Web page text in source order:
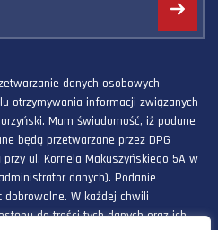
danych osobowych
otrzymywania informacji związanych
Mam świadomość, iż podane
będą przetwarzane przez DPG
ul. Kornela Makuszyńskiego 5A w
danych). Podanie
W każdej chwili
do treści tych danych oraz ich